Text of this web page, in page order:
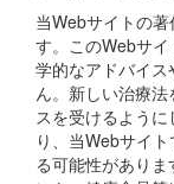
当Webサイトの
す。このWebサ
学的なアドバイ
ん。新しい治療
スを受けるよう
り、当Webサイ
る可能性があり